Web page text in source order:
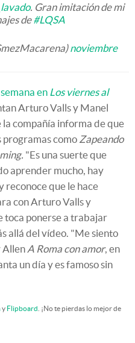
. Gran imitación de mi
de#LQSA
noviembre
en Los viernes al
Arturo Valls y Manel
la compañía informa de que
como Zapeando
"Es una suerte que
aprender mucho, hay
reconoce que le hace
con Arturo Valls y
toca ponerse a trabajar
allá del vídeo. "Me siento
Allen A Roma con amor, en
un día y es famoso sin
y Flipboard . ¡No te pierdas lo mejor de